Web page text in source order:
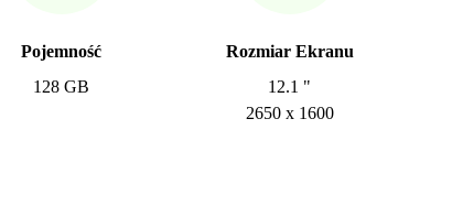
Pojemność
128 GB
Rozmiar Ekranu
12.1 "
2650 x 1600